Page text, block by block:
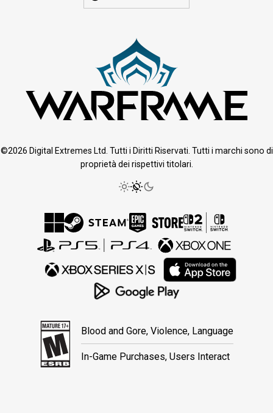
©2026 Digital Extremes Ltd. Tutti i Diritti Riservati. Tutti i marchi sono di
proprietà dei rispettivi titolari.
Blood and Gore, Violence, Language
In-Game Purchases, Users Interact